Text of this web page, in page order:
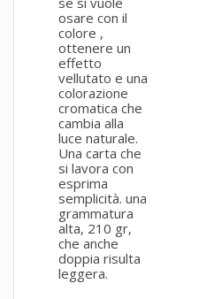
osare con il
colore ,
ottenere un
effetto
vellutato e una
colorazione
cromatica che
cambia alla
luce naturale.
Una carta che
si lavora con
esprima
semplicità. una
grammatura
alta, 210 gr,
che anche
doppia risulta
leggera.